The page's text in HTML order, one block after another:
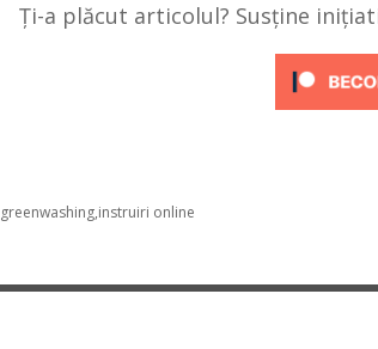
Ți-a plăcut articolul? Susține
greenwashing instruiri online